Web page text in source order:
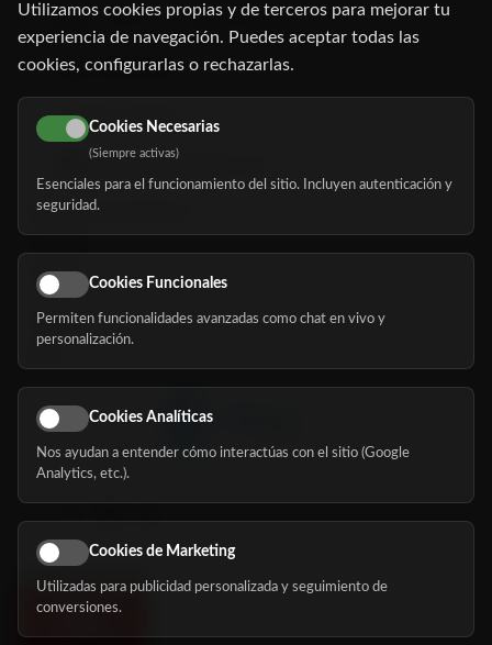
C/ Oruro, 11. 28016 Madrid
91 345 06 26
616 113 103
hola@mundomayor.com
Buscador de residencias
Eventos
Nosotros
Síguenos
Utilizamos cookies propias y de terceros para mejorar tu
experiencia de navegación. Puedes aceptar todas las
cookies, configurarlas o rechazarlas.
Cookies Necesarias
(Siempre activas)
Esenciales para el funcionamiento del sitio. Incluyen autenticación y
seguridad.
Cookies Funcionales
Permiten funcionalidades avanzadas como chat en vivo y
personalización.
Cookies Analíticas
Nos ayudan a entender cómo interactúas con el sitio (Google
Analytics, etc.).
Cookies de Marketing
Utilizadas para publicidad personalizada y seguimiento de
conversiones.